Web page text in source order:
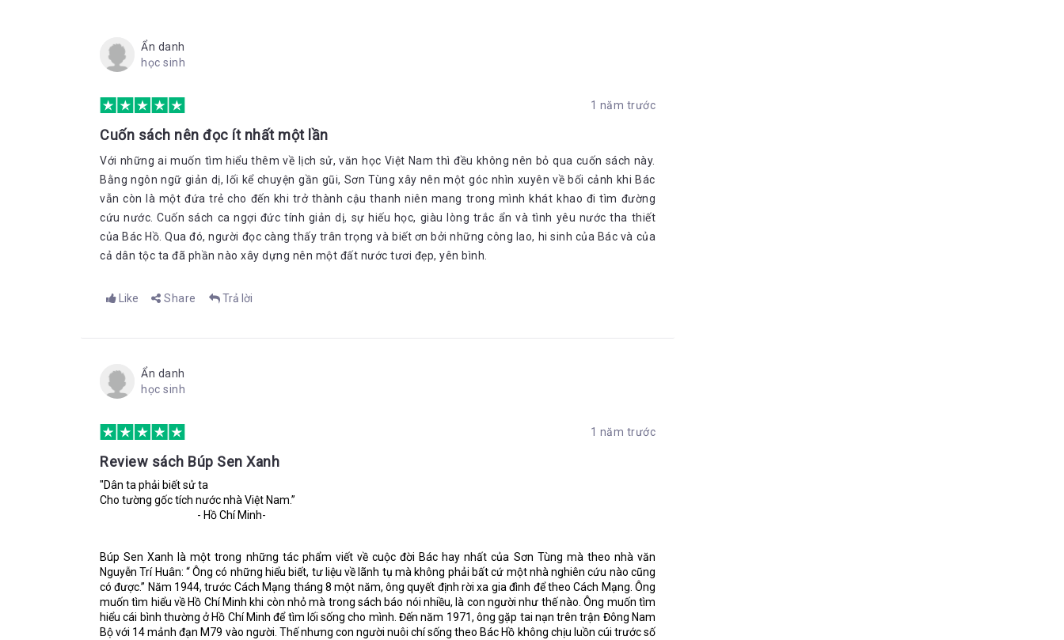
3. Tên Bác sử dụng trước khi tìm ra đi tìm đường cứu nước: Anh Ba
Thời thơ ấu
Nói các bạn có tin không, cũng giống như chúng ta, khi còn bé Bác cũng là một đứa trẻ nghịch ngợm, luôn ở
trong lớp đầu têu những trò quậy phá. Trèo mái nhà phá tổ chim, trèo cây hái quả, ghẹo chó nhà hàng xóm, rủ
cả lớp đang học đi câu cá,… tất cả những việc đó, Bác đều trải qua nhưng có lẽ chính nhờ những lần lỡ “ nghịch
dại” ấy cùng một tuổi thơ đầy vất vả mà Bác trưởng thành. Suốt những năm tháng thơ ấu, thầy, u, anh, chị, bạn
bè, hàng xóm, bà ngoại,vi sư, gì,…là những người gắn liền với Bác, họ chính là những tác động tích cực tạo nên
nhân cách của một vĩ nhân lịch sử.
Trong số những người kể trên, có lẽ cha là người ảnh hưởng tới Bác nhiều nhất. Ông là một quan phó bảng, đỗ kì
thi Hương. Dù làm quan nhưng cả đời ông luôn hướng tới một cuộc sống giản dị, tự do, tự tại, bốc thuốc cứu
ông luôn chăm chỉ học tập, đi thi nhưng không phải để làm quan, học tập để cứu giúp con người. Ông luôn sống
Nguyễn Sinh Côn, ông nghiêm khắc nhưng cũng dịu dàng giải thích lí lẽ cho con hiểu thấu. Ông dạy con thật
nhiều mà hi vọng vào con lại càng lớn, hi vọng vào con đường con đi, hi vọng rằng con sẽ thay cha thực hiện ước
nguyện mà ông đã bỏ lỡ. Chính nhân cách cao đẹp của ông đã tác động lớn đến con người của Bác.
Con đã thuộc bài, các bạn của con chưa thuộc mà con rủ bạn đi câu cá là phạm lỗi. Cái lỗi ấy là: con chỉ thấy
phần mình đã xong, không nghĩ đến phần người khác, như vậy là ích kỷ. Con đã rõ chưa?
sai, xử sự sai với con thì đã có cha phân xử, hoặc con phải nói với anh bằng một thái độ lễ phép. Con không
được cuộc thế có lẽ… lớp các con chứ lớp ông nghè, ông cử như cha không gánh nổi đâu. Âu đành… Mặc
khách tâm minh Chung Sơn thạch, bất bình sự phó Cả giang lưu.
ủng hộ cho sự nghiệp của chồng. Nuôi con từ những lời ru à ơi, bà luôn dạy các con rằng “Chữ là mắt. Người
không có chữ coi như người mù ở thế gian”. Nếu như cha là người dạy bé Côn kiến thức vào đời, rèn luyện cho
Côn những đức tính cao đẹp thì mẹ chính là người bồi đắp cho Côn một trái tim đầy tình thương. Tuy ra đi ở tuổi
đời vẫn còn trẻ nhưng những gì bà mang đến cho Côn không chỉ là một tình mẫu tử thiêng liêng, mà còn là nhân
cách, những bài học làm người giá trị, hoàn thiện nên một tâm hồn vĩ đại.
Ẩn danh
học sinh
1 năm trước
Cuốn sách nên đọc ít nhất một lần
Với những ai muốn tìm hiểu thêm về lịch sử, văn học Việt Nam thì đều không nên bỏ qua cuốn sách này.
Bằng ngôn ngữ giản dị, lối kể chuyện gần gũi, Sơn Tùng xây nên một góc nhìn xuyên về bối cảnh khi Bác
vẫn còn là một đứa trẻ cho đến khi trở thành cậu thanh niên mang trong mình khát khao đi tìm đường
cứu nước. Cuốn sách ca ngợi đức tính giản dị, sự hiếu học, giàu lòng trắc ẩn và tình yêu nước tha thiết
của Bác Hồ. Qua đó, người đọc càng thấy trân trọng và biết ơn bởi những công lao, hi sinh của Bác và của
cả dân tộc ta đã phần nào xây dựng nên một đất nước tươi đẹp, yên bình.
Like Share Trả lời
Ẩn danh
học sinh
1 năm trước
Review sách Búp Sen Xanh
"Dân ta phải biết sử ta
Cho tường gốc tích nước nhà Việt Nam.”
- Hồ Chí Minh-
Búp Sen Xanh là một trong những tác phẩm viết về cuộc đời Bác hay nhất của Sơn Tùng mà theo nhà văn
Nguyễn Trí Huân: “ Ông có những hiểu biết, tư liệu về lãnh tụ mà không phải bất cứ một nhà nghiên cứu nào cũng
có được.” Năm 1944, trước Cách Mạng tháng 8 một năm, ông quyết định rời xa gia đình để theo Cách Mạng. Ông
muốn tìm hiểu về Hồ Chí Minh khi còn nhỏ mà trong sách báo nói nhiều, là con người như thế nào. Ông muốn tìm
hiểu cái bình thường ở Hồ Chí Minh để tìm lối sống cho mình. Đến năm 1971, ông gặp tai nạn trên trận Đông Nam
Bộ với 14 mảnh đạn M79 vào người. Thế nhưng con người nuôi chí sống theo Bác Hồ không chịu luồn cúi trước số